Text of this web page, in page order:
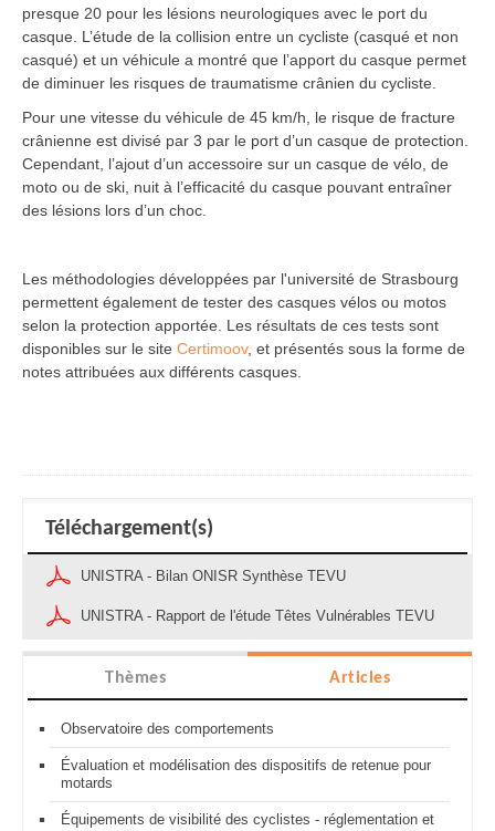
presque 20 pour les lésions neurologiques avec le port du
casque. L’étude de la collision entre un cycliste (casqué et non
casqué) et un véhicule a montré que l’apport du casque permet
de diminuer les risques de traumatisme crânien du cycliste.
Pour une vitesse du véhicule de 45 km/h, le risque de fracture
crânienne est divisé par 3 par le port d’un casque de protection.
Cependant, l’ajout d’un accessoire sur un casque de vélo, de
moto ou de ski, nuit à l’efficacité du casque pouvant entraîner
des lésions lors d’un choc.
Les méthodologies développées par l'université de Strasbourg
permettent également de tester des casques vélos ou motos
selon la protection apportée. Les résultats de ces tests sont
disponibles sur le site Certimoov, et présentés sous la forme de
notes attribuées aux différents casques.
Téléchargement(s)
UNISTRA - Bilan ONISR Synthèse TEVU
UNISTRA - Rapport de l'étude Têtes Vulnérables TEVU
Thèmes Articles
Observatoire des comportements
Évaluation et modélisation des dispositifs de retenue pour
motards
Équipements de visibilité des cyclistes - réglementation et